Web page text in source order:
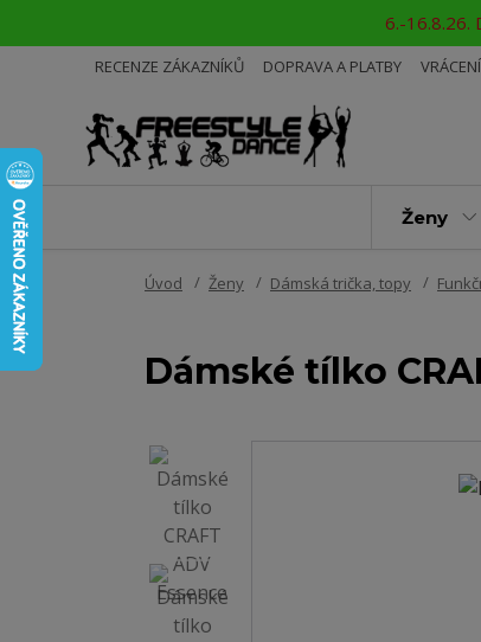
6.-16.8.26.
RECENZE ZÁKAZNÍKŮ DOPRAVA A PLATBY
Ženy
Úvod Ženy Dámská trička, topy
Dámské tílko